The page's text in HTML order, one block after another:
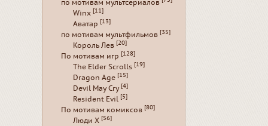
по мотивам мультсериалов
Winx [11]
Аватар [13]
по мотивам мультфильмов [35]
Король Лев [20]
По мотивам игр [128]
The Elder Scrolls [19]
Dragon Age [15]
Devil May Cry [4]
Resident Evil [5]
По мотивам комиксов [80]
Люди Х [56]